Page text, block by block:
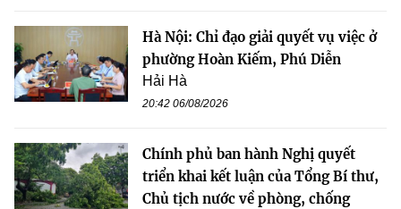
Hà Nội: Chỉ đạo giải quyết vụ việc ở
phường Hoàn Kiếm, Phú Diễn
Hải Hà
20:42 06/08/2026
Chính phủ ban hành Nghị quyết
triển khai kết luận của Tổng Bí thư,
Chủ tịch nước về phòng, chống